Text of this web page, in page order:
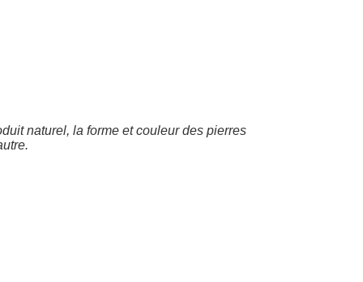
naturel, la forme et couleur des pierres